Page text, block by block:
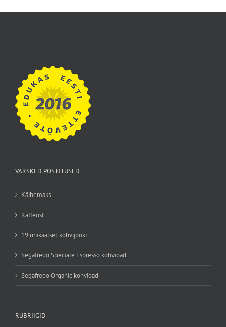
VÄRSKED POSTITUSED
Käibemaks
Kaffeost
19 unikaalset kohvijooki
Segafredo Speciale Espresso kohvioad
Segafredo Organic kohvioad
RUBRIIGID